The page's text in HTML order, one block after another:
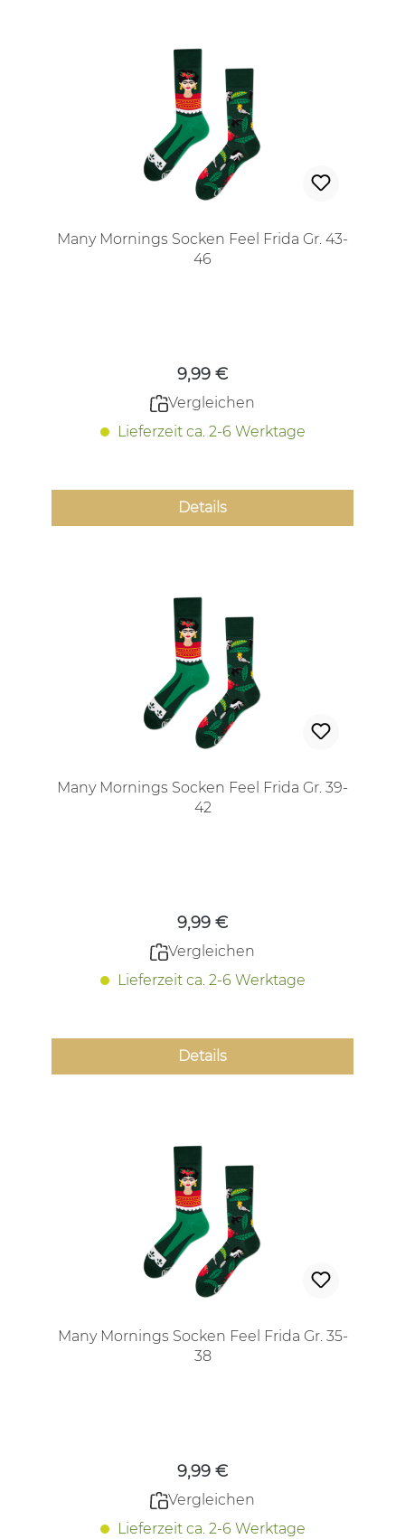
Many Mornings Socken Feel Frida Gr. 43-
46
9,99 €
Vergleichen
Lieferzeit ca. 2-6 Werktage
Details
Many Mornings Socken Feel Frida Gr. 39-
42
9,99 €
Vergleichen
Lieferzeit ca. 2-6 Werktage
Details
Many Mornings Socken Feel Frida Gr. 35-
38
9,99 €
Vergleichen
Lieferzeit ca. 2-6 Werktage